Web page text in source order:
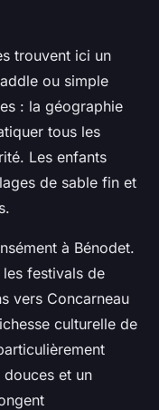
trouvent ici un
ou simple
: la géographie
tous les
Les enfants
de sable fin et
à Bénodet.
les festivals de
vers Concarneau
culturelle de
et un